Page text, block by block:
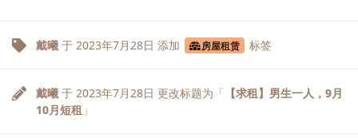
戴曦 于 2023年7月28日 添加 房屋租赁 标签
戴曦 于 2023年7月28日 更改标题为「 【求租】男生一人，9月
10月短租 」